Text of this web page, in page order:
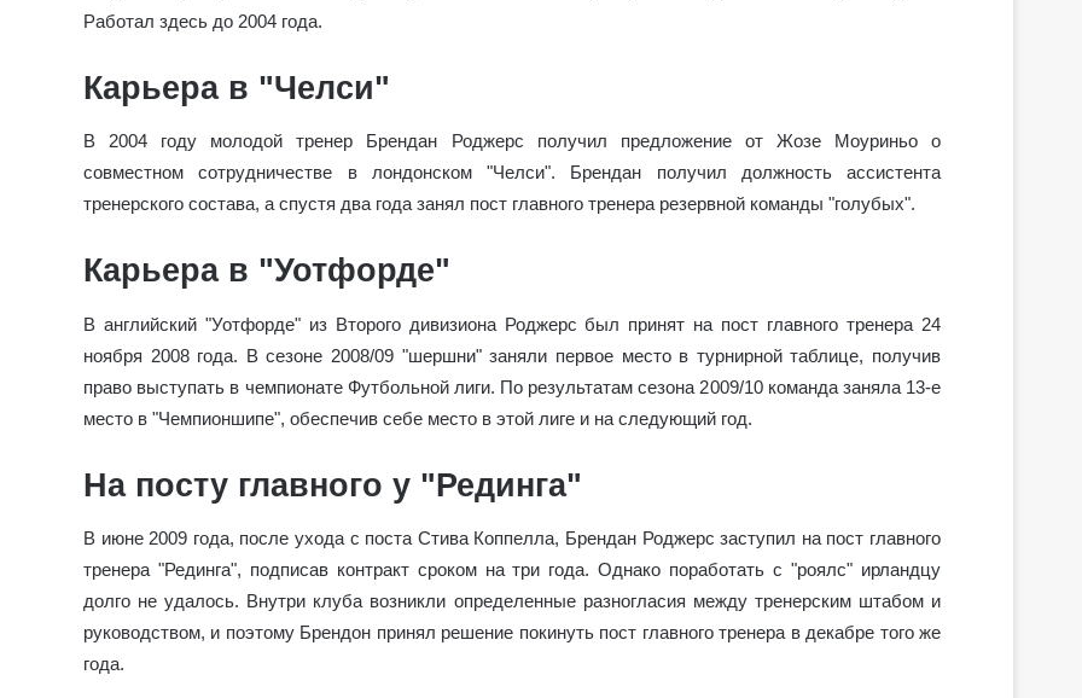
Работал здесь до 2004 года.
Карьера в "Челси"
В 2004 году молодой тренер Брендан Роджерс получил предложение от Жозе Моуриньо о
совместном сотрудничестве в лондонском "Челси". Брендан получил должность ассистента
тренерского состава, а спустя два года занял пост главного тренера резервной команды "голубых".
Карьера в "Уотфорде"
В английский "Уотфорде" из Второго дивизиона Роджерс был принят на пост главного тренера 24
ноября 2008 года. В сезоне 2008/09 "шершни" заняли первое место в турнирной таблице, получив
право выступать в чемпионате Футбольной лиги. По результатам сезона 2009/10 команда заняла 13-е
место в "Чемпионшипе", обеспечив себе место в этой лиге и на следующий год.
На посту главного у "Рединга"
В июне 2009 года, после ухода с поста Стива Коппелла, Брендан Роджерс заступил на пост главного
тренера "Рединга", подписав контракт сроком на три года. Однако поработать с "роялс" ирландцу
долго не удалось. Внутри клуба возникли определенные разногласия между тренерским штабом и
руководством, и поэтому Брендон принял решение покинуть пост главного тренера в декабре того же
года.